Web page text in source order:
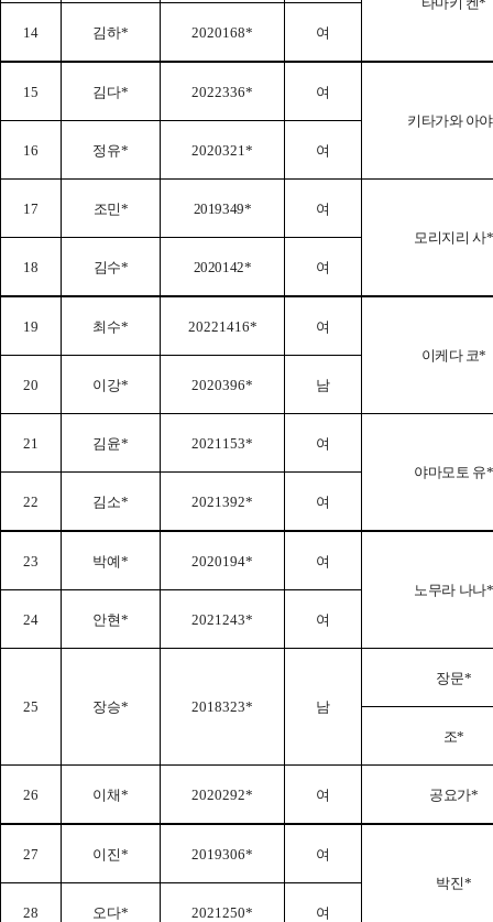
14
김하* 2020168* 여
15 김다* 2022336*
여
키타가와 아야
16
정유* 2020321* 여
17 조민* 2019349*
여
모리지리 사*
18
김수* 2020142* 여
19 최수* 20221416*
여
이케다 코*
20
이강* 2020396* 남
21 김윤* 2021153*
여
야마모토 유*
22
김소* 2021392* 여
23 박예* 2020194*
여
노무라 나나*
24
안현* 2021243* 여
25 장승* 2018323* 남
장문*
조*
26 이채* 2020292* 여 공요가*
27 이진* 2019306*
여
박진*
28
오다* 2021250* 여